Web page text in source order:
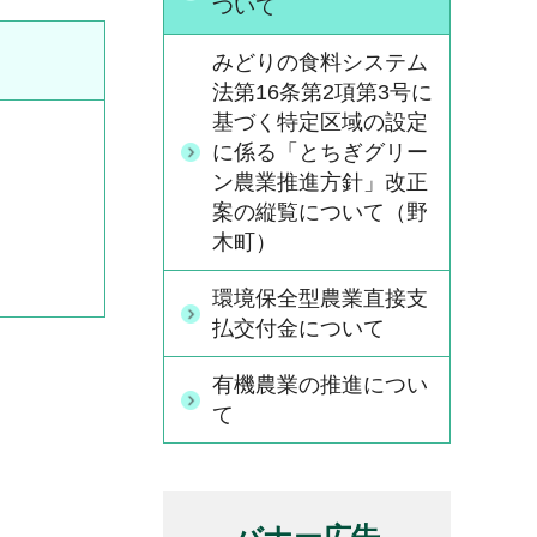
ついて
みどりの食料システム
法第16条第2項第3号に
基づく特定区域の設定
に係る「とちぎグリー
ン農業推進方針」改正
案の縦覧について（野
木町）
環境保全型農業直接支
払交付金について
有機農業の推進につい
て